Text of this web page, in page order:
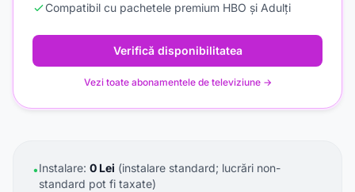
Compatibil cu pachetele premium HBO și Adulți
Verifică disponibilitatea
Vezi toate abonamentele de televiziune →
•Instalare: 0 Lei (instalare standard; lucrări non-
standard pot fi taxate)